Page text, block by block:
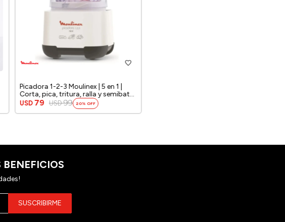
Picadora 1-2-3 Moulinex | 5 en 1 |
Corta, pica, tritura, ralla y semibate |
Cuchillas de titanio Powelix.
USD 79 USD 99 20
BENEFICIOS
SUSCRIBIRME